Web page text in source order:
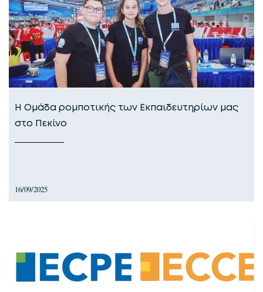
Η Ομάδα ρομποτικής των Εκπαιδευτηρίων μας
στο Πεκίνο
16/09/2025